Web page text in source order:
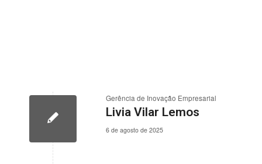
Gerência de Inovação Empresarial
Livia Vilar Lemos
6 de agosto de 2025